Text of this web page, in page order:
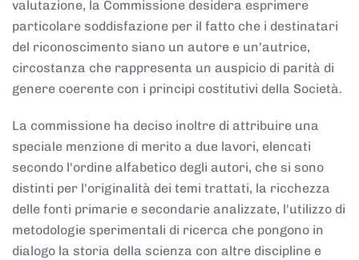
valutazione, la Commissione desidera esprimere
particolare soddisfazione per il fatto che i destinatari
del riconoscimento siano un autore e un'autrice,
circostanza che rappresenta un auspicio di parità di
genere coerente con i principi costitutivi della Società.
La commissione ha deciso inoltre di attribuire una
speciale menzione di merito a due lavori, elencati
secondo l'ordine alfabetico degli autori, che si sono
distinti per l'originalità dei temi trattati, la ricchezza
delle fonti primarie e secondarie analizzate, l'utilizzo di
metodologie sperimentali di ricerca che pongono in
dialogo la storia della scienza con altre discipline e